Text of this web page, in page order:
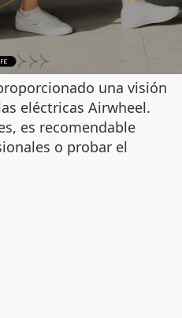
una visión
eléctricas Airwheel.
es recomendable
o probar el